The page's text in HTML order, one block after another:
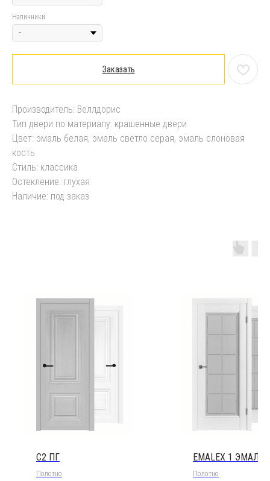
Наличники
Заказать
Производитель: Веллдорис
Тип двери по материалу: крашенные двери
Цвет: эмаль белая, эмаль светло серая, эмаль слоновая
кость
Стиль: классика
Остекление: глухая
Наличие: под заказ
C2 ПГ
Полотно
EMALEX 1
Полотно